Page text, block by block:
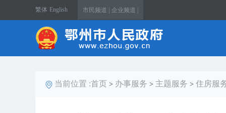
繁体 English 市民频道 | 企业频道 |
当前位置 :首页 > 办事服务 > 主题服务 > 住房服